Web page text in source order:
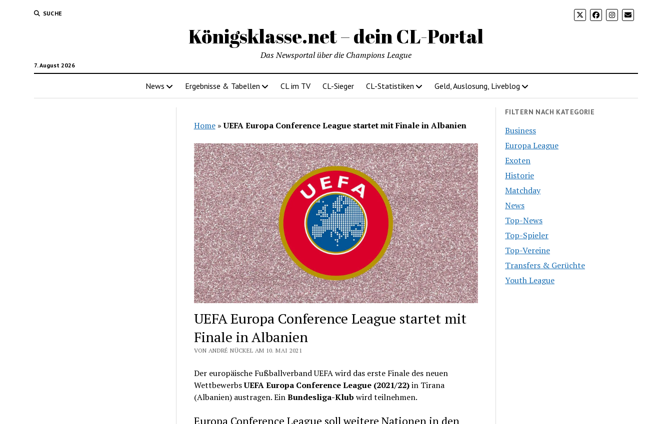
SUCHE
Königsklasse.net – dein CL-Portal
7. August 2026
Das Newsportal über die Champions League
News Ergebnisse & Tabellen CL im TV CL-Sieger CL-Statistiken Geld, Auslosung, Liveblog
Home»UEFA Europa Conference League startet mit Finale in Albanien
UEFA Europa Conference League startet mit
Finale in Albanien
VON ANDRÉ NÜCKEL AM 10. MAI 2021
Der europäische Fußballverband UEFA wird das erste Finale des neuen
WettbewerbsUEFA Europa Conference League (2021/22)in Tirana
(Albanien) austragen. EinBundesliga-Klub wird teilnehmen.
Europa Conference League soll weitere Nationen in den
FILTERN NACH KATEGORIE
Business
Europa League
Exoten
Historie
Matchday
News
Top-News
Top-Spieler
Top-Vereine
Transfers & Gerüchte
Youth League